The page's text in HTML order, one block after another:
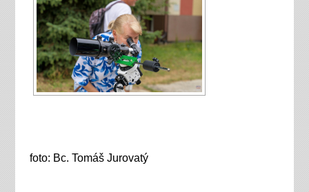
foto: Bc. Tomáš Jurovatý